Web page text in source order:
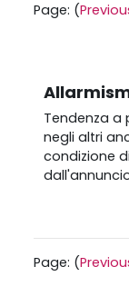
Page: (
Tendenza a
negli altri
condizione
Page: (